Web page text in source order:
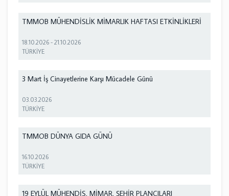
TMMOB MÜHENDİSLİK MİMARLIK HAFTASI ETKİNLİKLERİ
18.10.2026 -21.10.2026
TÜRKİYE
3 Mart İş Cinayetlerine Karşı Mücadele Günü
03.03.2026
TÜRKİYE
TMMOB DÜNYA GIDA GÜNÜ
16.10.2026
TÜRKİYE
19 EYLÜL MÜHENDİS, MİMAR, ŞEHİR PLANCILARI